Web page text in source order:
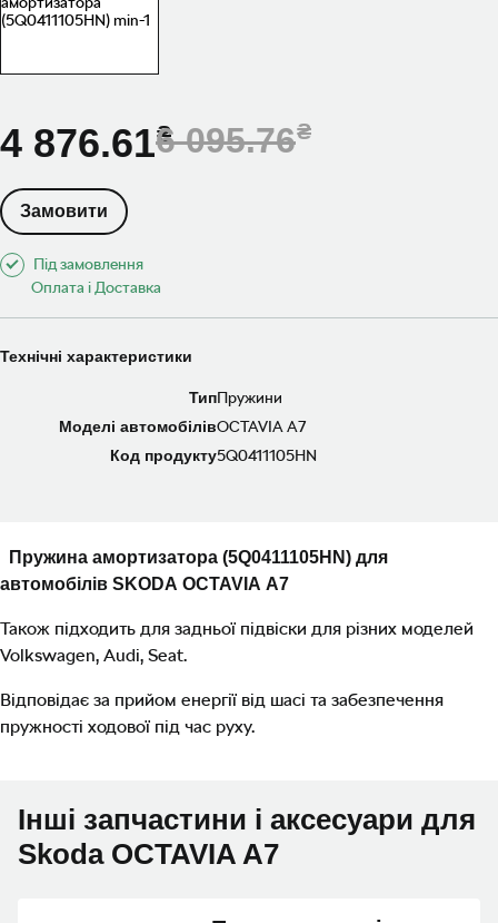
Пружина амортизатора (5Q0411105HN) для
автомобілів SKODA OCTAVIA A7
Також підходить для задньої підвіски для різних моделей
Volkswagen, Audi, Seat.
Відповідає за прийом енергії від шасі та забезпечення
пружності ходової під час руху.
4 876.616 095.76
Замовити
Під замовлення
Оплата і Доставка
Технічні характеристики
ТипПружини
Моделі автомобілівOCTAVIA A7
Код продукту5Q0411105HN
Інші запчастини і аксесуари для
Skoda OCTAVIA A7